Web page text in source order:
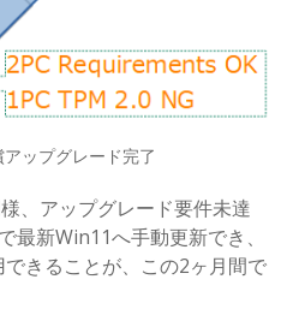
ップグレード完了
、アップグレード要件未達
最新Win11へ手動更新でき、
きることが、この2ヶ月間で